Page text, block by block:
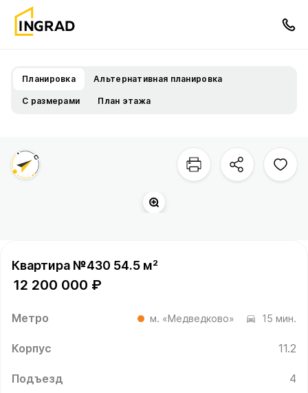
Планировка Альтернативная планировка
С размерами План этажа
Квартира №430 54.5 м²
12 200 000 ₽
Метро м. «Медведково» 15 мин.
Корпус 11.2
Подъезд 4